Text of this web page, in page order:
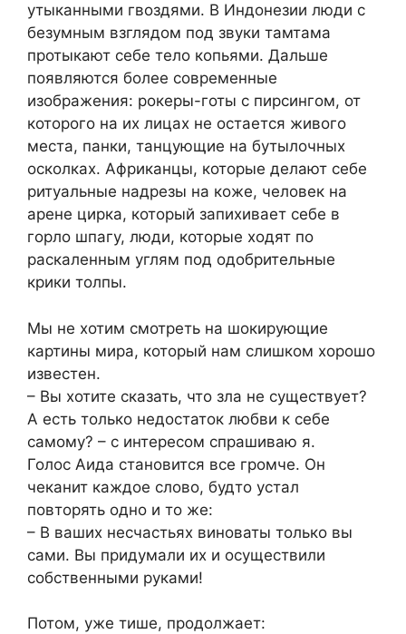
утыканными гвоздями. В Индонезии люди с
безумным взглядом под звуки тамтама
протыкают себе тело копьями. Дальше
появляются более современные
изображения: рокеры-готы с пирсингом, от
которого на их лицах не остается живого
места, панки, танцующие на бутылочных
осколках. Африканцы, которые делают себе
ритуальные надрезы на коже, человек на
арене цирка, который запихивает себе в
горло шпагу, люди, которые ходят по
раскаленным углям под одобрительные
крики толпы.
Мы не хотим смотреть на шокирующие
картины мира, который нам слишком хорошо
известен.
– Вы хотите сказать, что зла не существует?
А есть только недостаток любви к себе
самому? – с интересом спрашиваю я.
Голос Аида становится все громче. Он
чеканит каждое слово, будто устал
повторять одно и то же:
– В ваших несчастьях виноваты только вы
сами. Вы придумали их и осуществили
собственными руками!
Потом, уже тише, продолжает: